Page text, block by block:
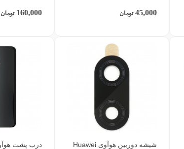
45,000 تومان 160,000 تومان
شیشه دوربین هوآوی Huawei